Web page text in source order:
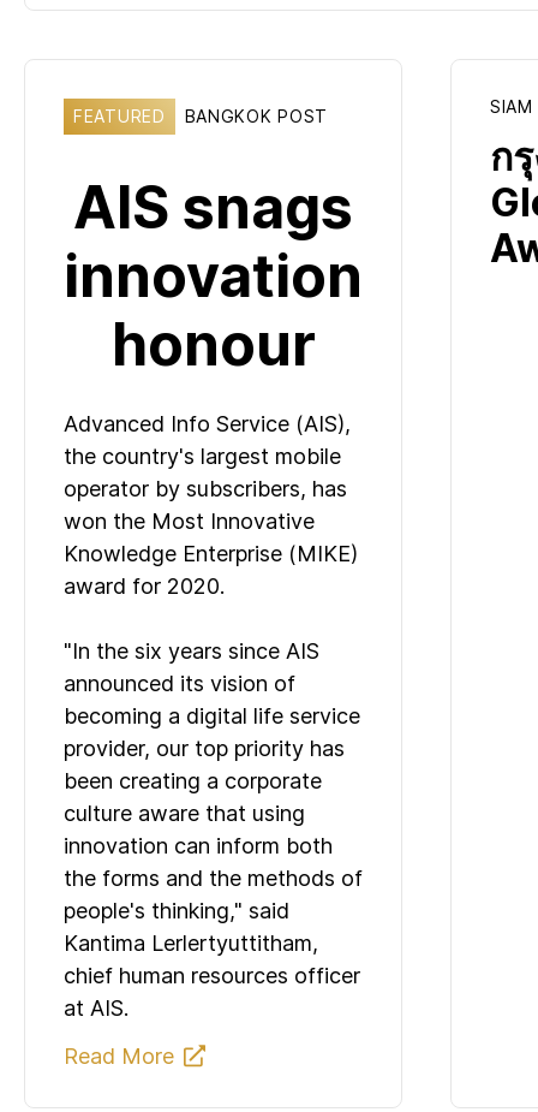
FEATURED BANGKOK POST
AIS snags
innovation
honour
Advanced Info Service (AIS),
the country's largest mobile
operator by subscribers, has
won the Most Innovative
Knowledge Enterprise (MIKE)
award for 2020.
"In the six years since AIS
announced its vision of
becoming a digital life service
provider, our top priority has
been creating a corporate
culture aware that using
innovation can inform both
the forms and the methods of
people's thinking," said
Kantima Lerlertyuttitham,
chief human resources officer
at AIS.
Read More 
SIAM
ก